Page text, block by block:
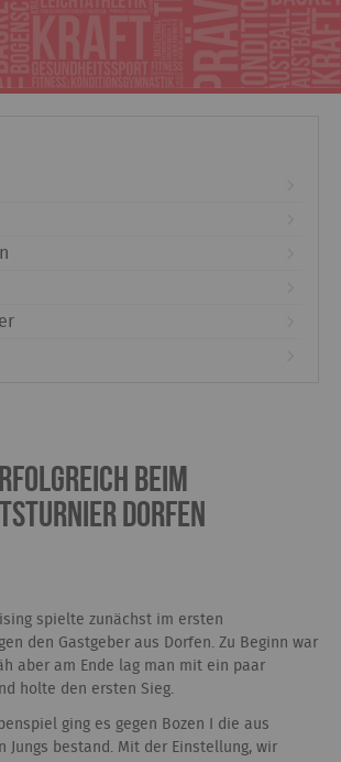
beim
Dorfen
spielte zunächst im ersten
den Gastgeber aus Dorfen. Zu Beginn war
aber am Ende lag man mit ein paar
holte den ersten Sieg.
ging es gegen Bozen I die aus
Jungs bestand. Mit der Einstellung, wir